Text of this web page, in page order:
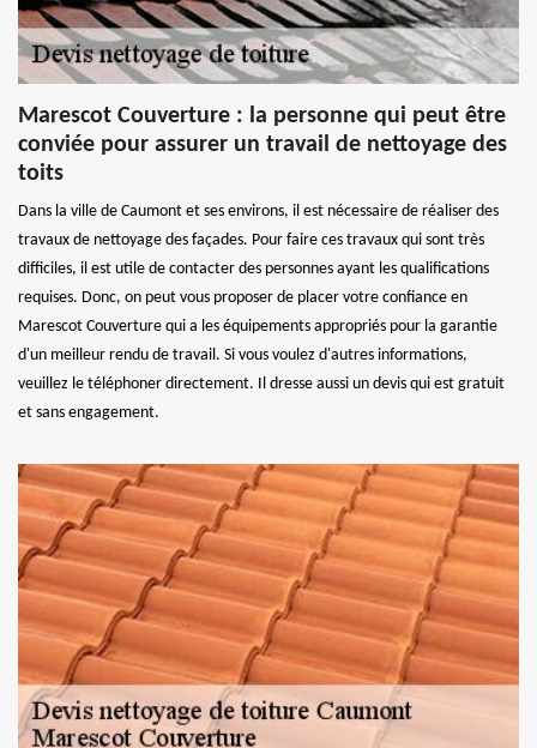
Marescot Couverture : la personne qui peut être
conviée pour assurer un travail de nettoyage des
toits
Dans la ville de Caumont et ses environs, il est nécessaire de réaliser des
travaux de nettoyage des façades. Pour faire ces travaux qui sont très
difficiles, il est utile de contacter des personnes ayant les qualifications
requises. Donc, on peut vous proposer de placer votre confiance en
Marescot Couverture qui a les équipements appropriés pour la garantie
d'un meilleur rendu de travail. Si vous voulez d'autres informations,
veuillez le téléphoner directement. Il dresse aussi un devis qui est gratuit
et sans engagement.